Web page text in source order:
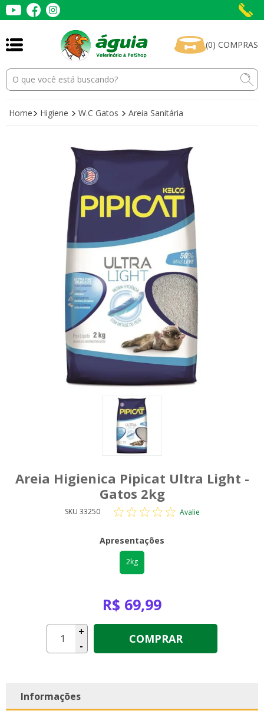
(0) COMPRAS
Home Higiene W.C Gatos Areia Sanitária
Areia Higienica Pipicat Ultra Light -
Gatos 2kg
SKU 33250 Avalie
Apresentações
2kg
R$ 69,99
+
-
COMPRAR
Informações